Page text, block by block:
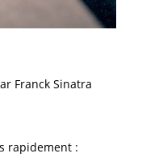
Franck Sinatra
rapidement :